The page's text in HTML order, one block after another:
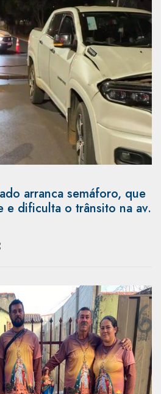
arranca semáforo, que
e dificulta o trânsito na av.